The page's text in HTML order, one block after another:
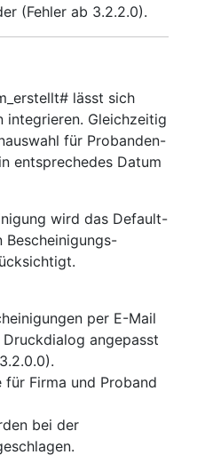
(Fehler ab 3.2.2.0).
lässt sich
integrieren. Gleichzeitig
für Probanden-
entsprechedes Datum
wird das Default-
Bescheinigungs-
per E-Mail
angepasst
Firma und Proband
bei der